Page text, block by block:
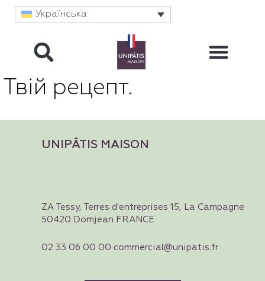
Українська
Твій рецепт.
UNIPÂTIS MAISON
ZA Tessy, Terres d'entreprises 15, La Campagne
50420 Domjean FRANCE
02 33 06 00 00 commercial@unipatis.fr